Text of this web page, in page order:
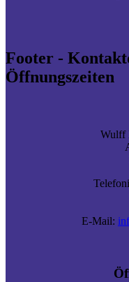
Footer -
Öffnungszeiten
Wulff
E-Mail: